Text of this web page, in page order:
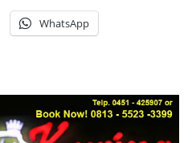
WhatsApp